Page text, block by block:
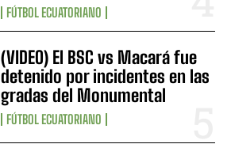
FÚTBOL ECUATORIANO
(VIDEO) El BSC vs Macará fue
detenido por incidentes en las
gradas del Monumental
FÚTBOL ECUATORIANO